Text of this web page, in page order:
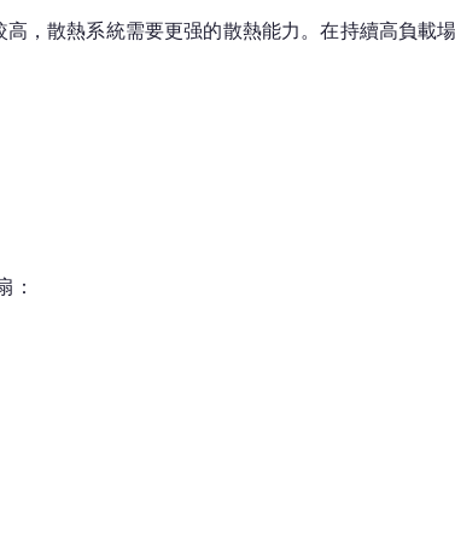
，散熱系統需要更强的散熱能力。在持續高負載
：